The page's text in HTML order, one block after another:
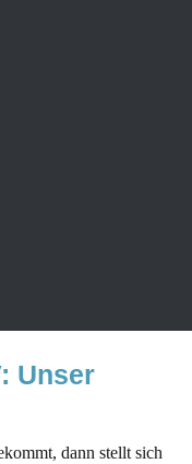
Unser
dann stellt sich